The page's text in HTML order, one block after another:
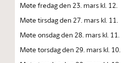
Møte fredag den 23. mars kl. 12.
Møte tirsdag den 27. mars kl. 11.
Møte onsdag den 28. mars kl. 11.
Møte torsdag den 29. mars kl. 10.